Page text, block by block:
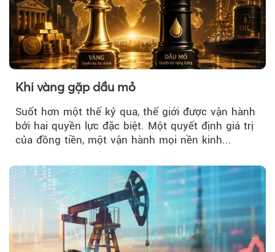
Khi vàng gặp dầu mỏ
Suốt hơn một thế kỷ qua, thế giới được vận hành
bởi hai quyền lực đặc biệt. Một quyết định giá trị
của đồng tiền, một vận hành mọi nền kinh...